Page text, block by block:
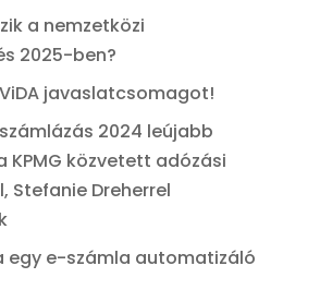
a nemzetközi
2025-ben?
javaslatcsomagot!
2024 leújabb
KPMG közvetett adózási
Stefanie Dreherrel
egy e-számla automatizáló